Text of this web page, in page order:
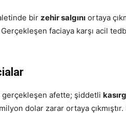
bir zehir salgını ortaya
faciaya karşı acil
afette; şiddetli
dolar zarar ortaya